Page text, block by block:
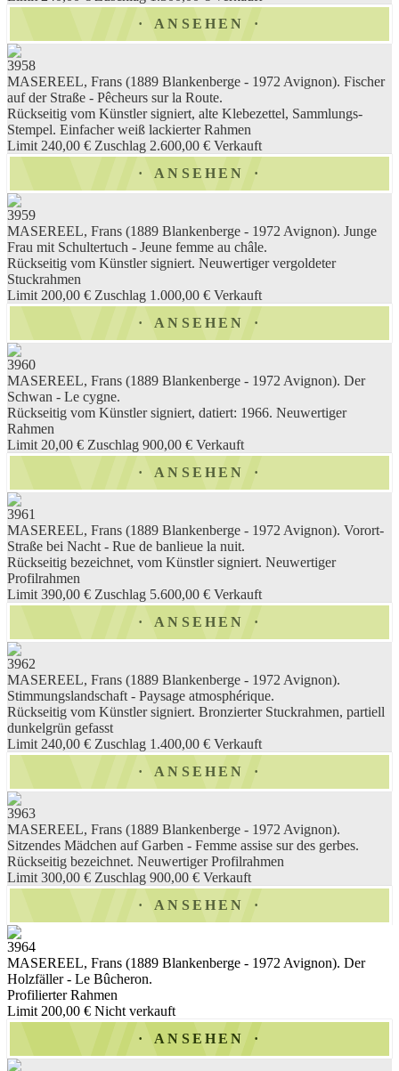
ANSEHEN
3958
MASEREEL, Frans (1889 Blankenberge - 1972 Avignon). Fischer
auf der Straße - Pêcheurs sur la Route.
Rückseitig vom Künstler signiert, alte Klebezettel, Sammlungs-
Stempel. Einfacher weiß lackierter Rahmen
Limit 240,00 € Zuschlag 2.600,00 € Verkauft
ANSEHEN
3959
MASEREEL, Frans (1889 Blankenberge - 1972 Avignon). Junge
Frau mit Schultertuch - Jeune femme au châle.
Rückseitig vom Künstler signiert. Neuwertiger vergoldeter
Stuckrahmen
Limit 200,00 € Zuschlag 1.000,00 € Verkauft
ANSEHEN
3960
MASEREEL, Frans (1889 Blankenberge - 1972 Avignon). Der
Schwan - Le cygne.
Rückseitig vom Künstler signiert, datiert: 1966. Neuwertiger
Rahmen
Limit 20,00 € Zuschlag 900,00 € Verkauft
ANSEHEN
3961
MASEREEL, Frans (1889 Blankenberge - 1972 Avignon). Vorort-
Straße bei Nacht - Rue de banlieue la nuit.
Rückseitig bezeichnet, vom Künstler signiert. Neuwertiger
Profilrahmen
Limit 390,00 € Zuschlag 5.600,00 € Verkauft
ANSEHEN
3962
MASEREEL, Frans (1889 Blankenberge - 1972 Avignon).
Stimmungslandschaft - Paysage atmosphérique.
Rückseitig vom Künstler signiert. Bronzierter Stuckrahmen, partiell
dunkelgrün gefasst
Limit 240,00 € Zuschlag 1.400,00 € Verkauft
ANSEHEN
3963
MASEREEL, Frans (1889 Blankenberge - 1972 Avignon).
Sitzendes Mädchen auf Garben - Femme assise sur des gerbes.
Rückseitig bezeichnet. Neuwertiger Profilrahmen
Limit 300,00 € Zuschlag 900,00 € Verkauft
ANSEHEN
3964
MASEREEL, Frans (1889 Blankenberge - 1972 Avignon). Der
Holzfäller - Le Bûcheron.
Profilierter Rahmen
Limit 200,00 € Nicht verkauft
ANSEHEN